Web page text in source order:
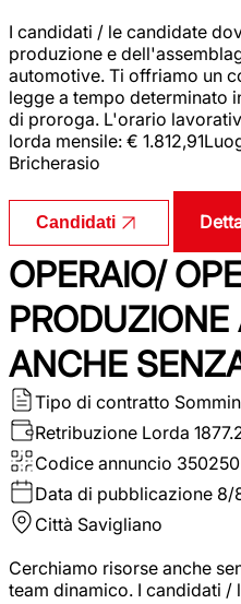
I candidati / le candidate
produzione e
automotive. Ti offriamo un
legge a tempo determinato
di proroga. L'orario
lorda mensile: €
Bricherasio
Candidati
OPERAIO/
ANCHE
Tipo di contratto
Retribuzione Lorda
Codice annuncio 350250
Data di pubblicazione 8/
Città Savigliano
Cerchiamo risorse anche
team dinamico. I candidati /